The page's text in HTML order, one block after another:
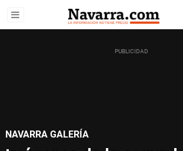
NAVARRA GALERÍA